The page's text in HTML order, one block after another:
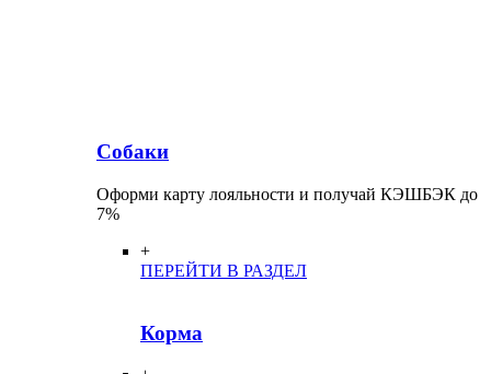
Собаки
Оформи карту лояльности и получай КЭШБЭК до
7%
+
ПЕРЕЙТИ В РАЗДЕЛ
Корма